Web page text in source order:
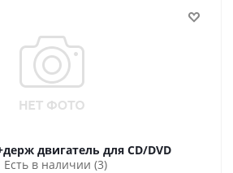
BSL1A05CA+держ двигатель для CD/DVD
Есть в наличии (3)